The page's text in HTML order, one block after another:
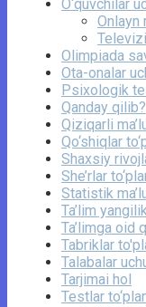
O‘quvchilar
Onlayn
Olimpiada
Ota-onalar
Psixologik
Qanday qilib?
Qiziqarli
Qo‘shiqlar
Shaxsiy
She’rlar
Statistik
Ta’lim
Ta’limga oid
Tabriklar
Talabalar
Tarjimai hol
Testlar